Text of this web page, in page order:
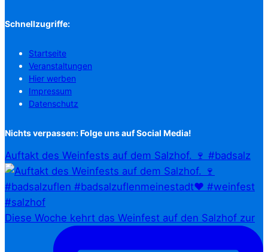
Schnellzugriffe:
Startseite
Veranstaltungen
Hier werben
Impressum
Datenschutz
Nichts verpassen: Folge uns auf Social Media!
Auftakt des Weinfests auf dem Salzhof. 🍷 #badsalz
Diese Woche kehrt das Weinfest auf den Salzhof zur